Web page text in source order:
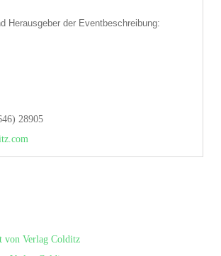
Herausgeber der Eventbeschreibung:
28905
von Verlag Colditz